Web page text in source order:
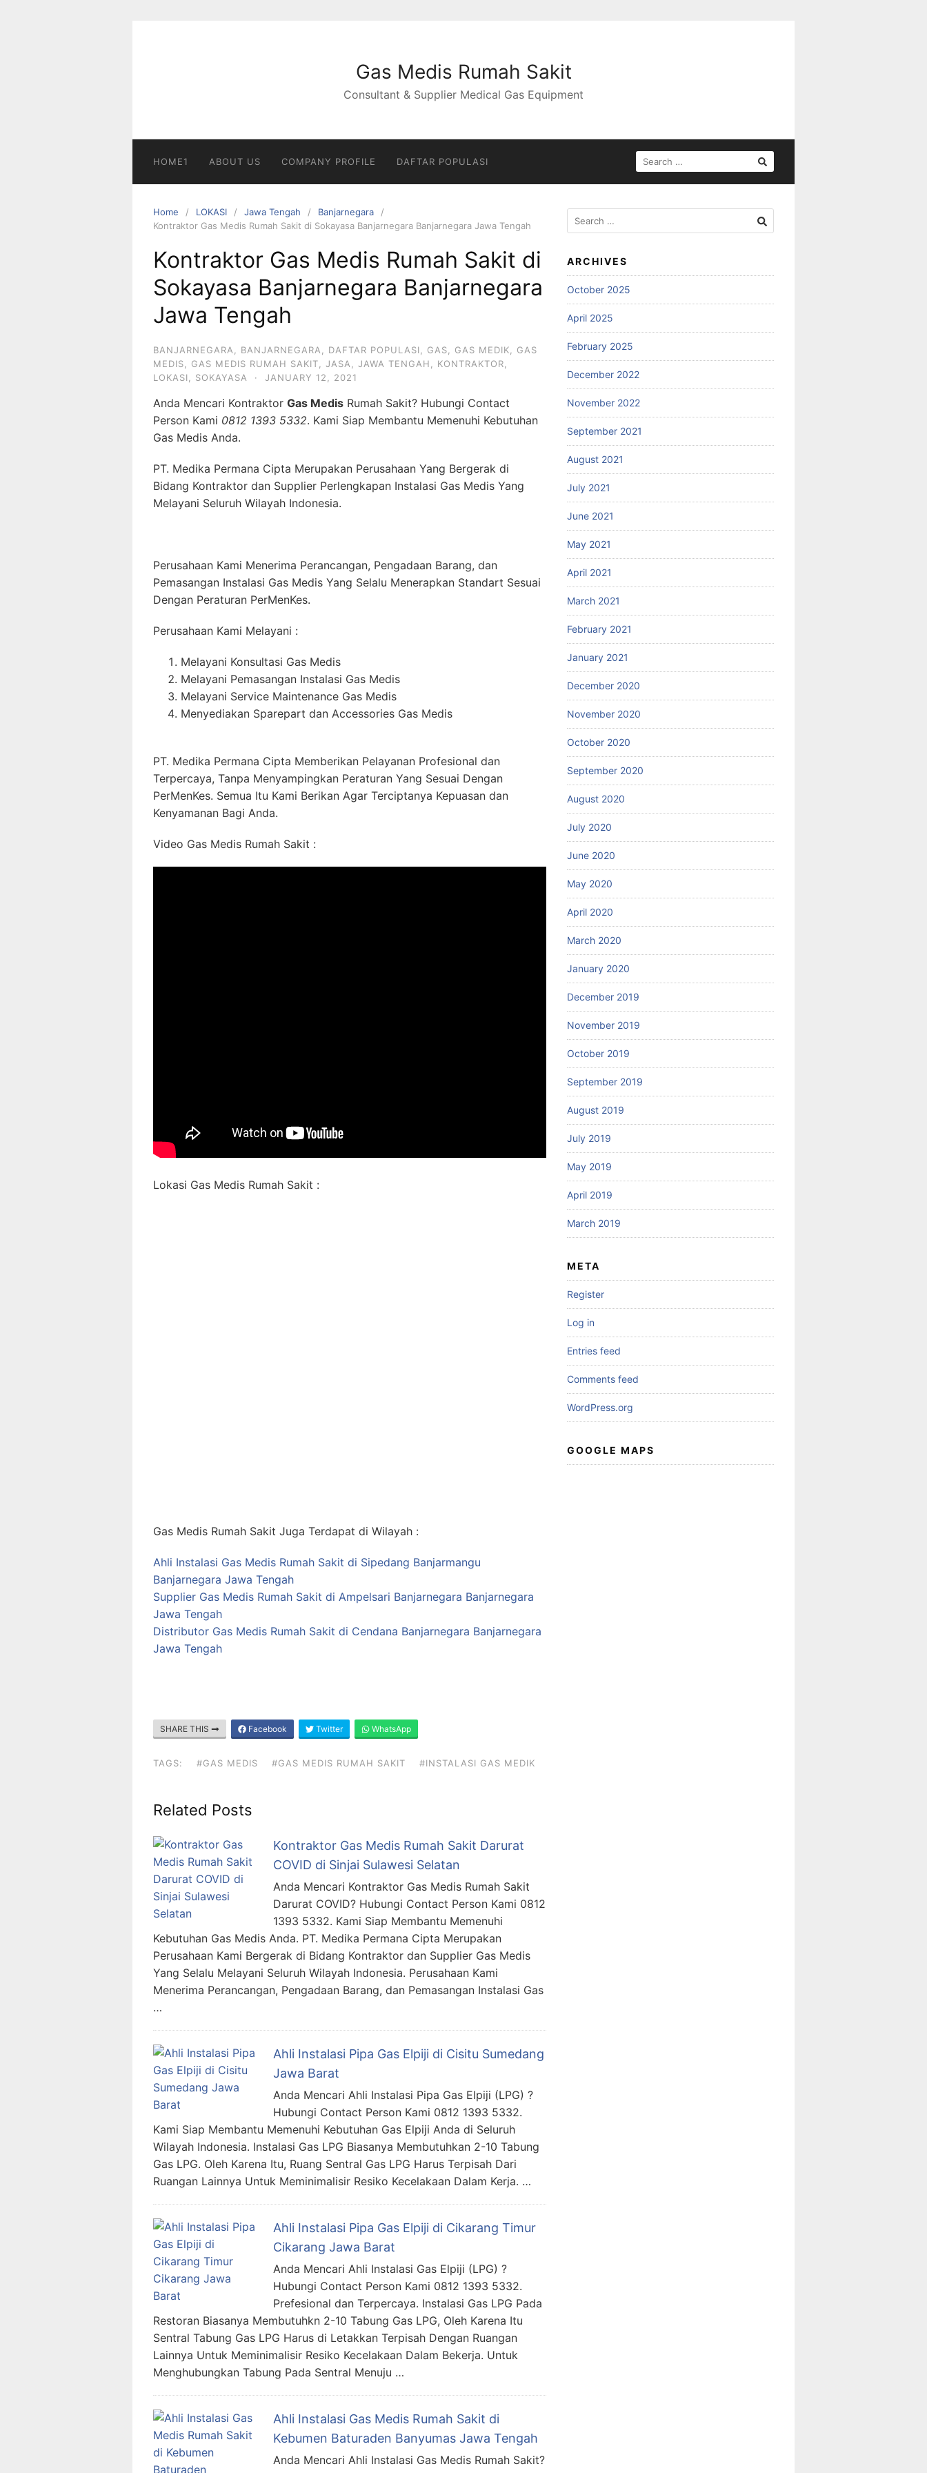
Gas Medis Rumah Sakit
Consultant & Supplier Medical Gas Equipment
HOME1 ABOUT US COMPANY PROFILE DAFTAR POPULASI
SEARCH
FOR:
Home LOKASI Jawa Tengah
Banjarnegara
Kontraktor Gas Medis Rumah Sakit di Sokayasa Banjarnegara Banjarnegara Jawa Tengah
Kontraktor Gas Medis Rumah Sakit di
Sokayasa Banjarnegara Banjarnegara
Jawa Tengah
BANJARNEGARA BANJARNEGARA DAFTAR POPULASI GAS GAS MEDIK
GAS
MEDIS
GAS MEDIS RUMAH SAKIT JASA JAWA TENGAH KONTRAKTOR
LOKASI
SOKAYASA · JANUARY 12, 2021
Anda Mencari Kontraktor Gas Medis Rumah Sakit? Hubungi Contact
Person Kami 0812 1393 5332. Kami Siap Membantu Memenuhi Kebutuhan
Gas Medis Anda.
PT. Medika Permana Cipta Merupakan Perusahaan Yang Bergerak di
Bidang Kontraktor dan Supplier Perlengkapan Instalasi Gas Medis Yang
Melayani Seluruh Wilayah Indonesia.
Perusahaan Kami Menerima Perancangan, Pengadaan Barang, dan
Pemasangan Instalasi Gas Medis Yang Selalu Menerapkan Standart Sesuai
Dengan Peraturan PerMenKes.
Perusahaan Kami Melayani :
Melayani Konsultasi Gas Medis
Melayani Pemasangan Instalasi Gas Medis
Melayani Service Maintenance Gas Medis
Menyediakan Sparepart dan Accessories Gas Medis
PT. Medika Permana Cipta Memberikan Pelayanan Profesional dan
Terpercaya, Tanpa Menyampingkan Peraturan Yang Sesuai Dengan
PerMenKes. Semua Itu Kami Berikan Agar Terciptanya Kepuasan dan
Kenyamanan Bagi Anda.
Video Gas Medis Rumah Sakit :
Lokasi Gas Medis Rumah Sakit :
Gas Medis Rumah Sakit Juga Terdapat di Wilayah :
Ahli Instalasi Gas Medis Rumah Sakit di Sipedang Banjarmangu
Banjarnegara Jawa Tengah
Supplier Gas Medis Rumah Sakit di Ampelsari Banjarnegara Banjarnegara
Jawa Tengah
Distributor Gas Medis Rumah Sakit di Cendana Banjarnegara Banjarnegara
Jawa Tengah
SHARE THIS Facebook Twitter WhatsApp
TAGS: #GAS MEDIS #GAS MEDIS RUMAH SAKIT #INSTALASI GAS MEDIK
Related Posts
Kontraktor Gas Medis Rumah Sakit Darurat
COVID di Sinjai Sulawesi Selatan
Anda Mencari Kontraktor Gas Medis Rumah Sakit
Darurat COVID? Hubungi Contact Person Kami 0812
1393 5332. Kami Siap Membantu Memenuhi
Kebutuhan Gas Medis Anda. PT. Medika Permana Cipta Merupakan
Perusahaan Kami Bergerak di Bidang Kontraktor dan Supplier Gas Medis
Yang Selalu Melayani Seluruh Wilayah Indonesia. Perusahaan Kami
Menerima Perancangan, Pengadaan Barang, dan Pemasangan Instalasi Gas
…
Ahli Instalasi Pipa Gas Elpiji di Cisitu Sumedang
Jawa Barat
Anda Mencari Ahli Instalasi Pipa Gas Elpiji (LPG) ?
Hubungi Contact Person Kami 0812 1393 5332.
Kami Siap Membantu Memenuhi Kebutuhan Gas Elpiji Anda di Seluruh
Wilayah Indonesia. Instalasi Gas LPG Biasanya Membutuhkan 2-10 Tabung
Gas LPG. Oleh Karena Itu, Ruang Sentral Gas LPG Harus Terpisah Dari
Ruangan Lainnya Untuk Meminimalisir Resiko Kecelakaan Dalam Kerja. …
Ahli Instalasi Pipa Gas Elpiji di Cikarang Timur
Cikarang Jawa Barat
Anda Mencari Ahli Instalasi Gas Elpiji (LPG) ?
Hubungi Contact Person Kami 0812 1393 5332.
Prefesional dan Terpercaya. Instalasi Gas LPG Pada
Restoran Biasanya Membutuhkn 2-10 Tabung Gas LPG, Oleh Karena Itu
Sentral Tabung Gas LPG Harus di Letakkan Terpisah Dengan Ruangan
Lainnya Untuk Meminimalisir Resiko Kecelakaan Dalam Bekerja. Untuk
Menghubungkan Tabung Pada Sentral Menuju …
Ahli Instalasi Gas Medis Rumah Sakit di
Kebumen Baturaden Banyumas Jawa Tengah
Anda Mencari Ahli Instalasi Gas Medis Rumah Sakit?
Search
for:
ARCHIVES
October 2025
April 2025
February 2025
December 2022
November 2022
September 2021
August 2021
July 2021
June 2021
May 2021
April 2021
March 2021
February 2021
January 2021
December 2020
November 2020
October 2020
September 2020
August 2020
July 2020
June 2020
May 2020
April 2020
March 2020
January 2020
December 2019
November 2019
October 2019
September 2019
August 2019
July 2019
May 2019
April 2019
March 2019
META
Register
Log in
Entries feed
Comments feed
WordPress.org
GOOGLE MAPS